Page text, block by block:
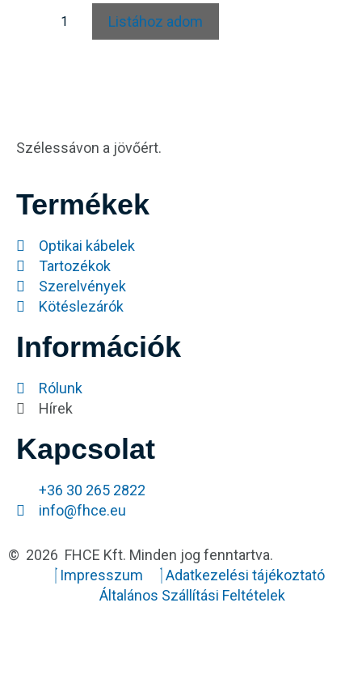
Listához adom
Szélessávon a jövőért.
Termékek
Optikai kábelek
Tartozékok
Szerelvények
Kötéslezárók
Információk
Rólunk
Hírek
Kapcsolat
+36 30 265 2822
info@fhce.eu
© 2026 FHCE Kft. Minden jog fenntartva.
Impresszum
Adatkezelési tájékoztató
Általános Szállítási Feltételek